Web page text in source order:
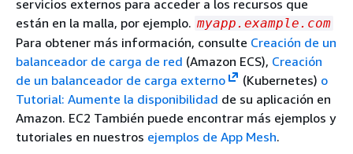
(Opcional) Escriba un
Nombre alternativo
del asunto. Para agregar más SANs,
seleccione Agregar SAN. SANs debe tener
formato FQDN o URI.
servicios externos para acceder a los recursos que
están en la malla, por ejemplo. myapp.example.com
Para obtener más información, consulte Creación de un
balanceador de carga de red (Amazon ECS), Creación
de un balanceador de carga externo
(Kubernetes) o
Tutorial: Aumente la disponibilidad de su aplicación en
Amazon. EC2 También puede encontrar más ejemplos y
tutoriales en nuestros ejemplos de App Mesh.